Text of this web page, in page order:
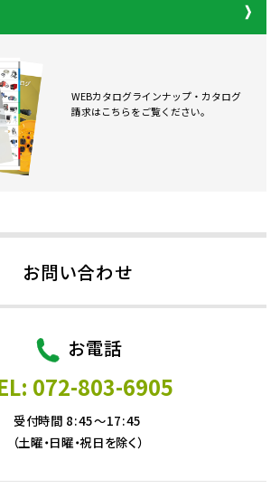
WEBカタログラインナップ・カタログ
請求はこちらをご覧ください。
お問い合わせ
お電話
072-803-6905
受付時間 8:45～17:45
（土曜・日曜・祝日を除く）